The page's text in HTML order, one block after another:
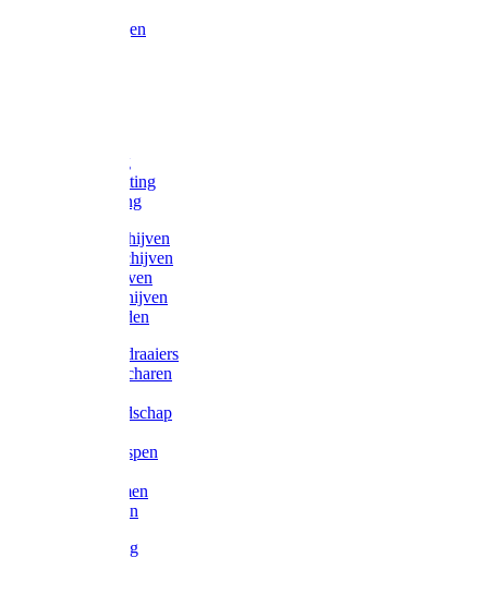
Aanlegringen
Voetketting
Scheepsketting
Victorketting
Afbraamschijven
Doorslijpschijven
Lamelschijven
Diamantschijven
Laselektroden
Schroevendraaiers
Tangen / Scharen
Meetgereedschap
Vijlen / Raspen
Lijmklemmen
Waterpassen
Bouwbeslag